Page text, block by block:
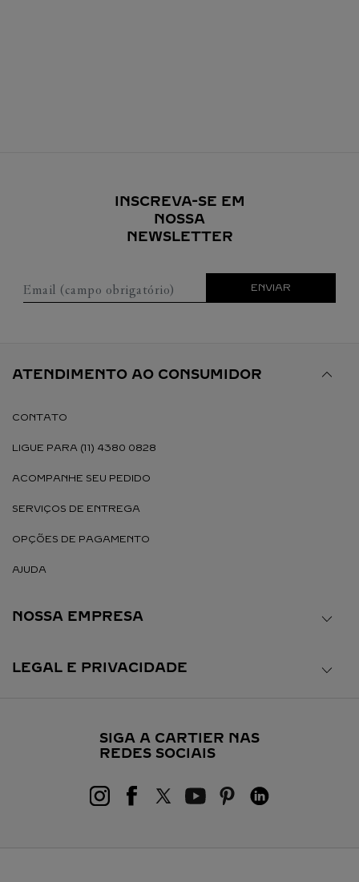
INSCREVA-SE EM
NOSSA
NEWSLETTER
Email (campo obrigatório) ENVIAR
ATENDIMENTO AO CONSUMIDOR
CONTATO
LIGUE PARA (11) 4380 0828
ACOMPANHE SEU PEDIDO
SERVIÇOS DE ENTREGA
OPÇÕES DE PAGAMENTO
AJUDA
NOSSA EMPRESA
LEGAL E PRIVACIDADE
SIGA A CARTIER NAS
REDES SOCIAIS